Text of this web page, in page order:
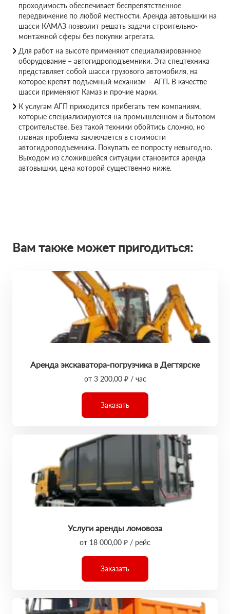
проходимость обеспечивает беспрепятственное
передвижение по любой местности. Аренда автовышки на
шасси КАМАЗ позволит решать задачи строительно-
монтажной сферы без покупки агрегата.
Для работ на высоте применяют специализированное
оборудование – автогидроподъемники. Эта спецтехника
представляет собой шасси грузового автомобиля, на
которое крепят подъемный механизм – АГП. В качестве
шасси применяют Камаз и прочие марки.
К услугам АГП приходится прибегать тем компаниям,
которые специализируются на промышленном и бытовом
строительстве. Без такой техники обойтись сложно, но
главная проблема заключается в стоимости
автогидроподъемника. Покупать ее попросту невыгодно.
Выходом из сложившейся ситуации становится аренда
автовышки, цена которой существенно ниже.
Вам также может пригодиться:
Аренда экскаватора-погрузчика в Дегтярске
от 3 200,00 ₽ / час
Заказать
Услуги аренды ломовоза
от 18 000,00 ₽ / рейс
Заказать